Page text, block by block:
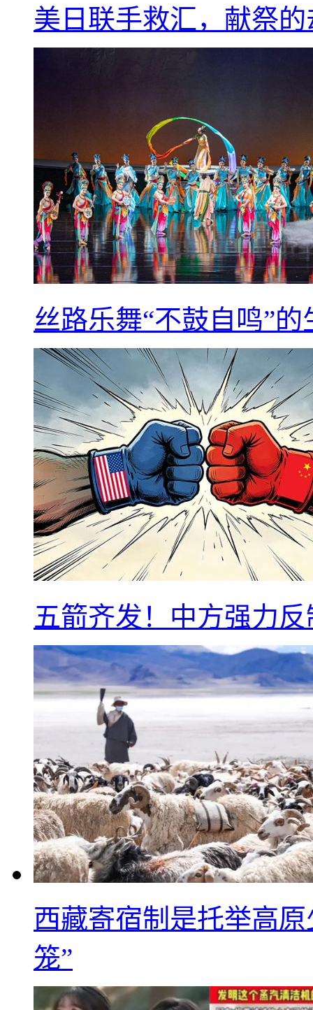
美日联手救汇，献祭
丝路乐舞“不鼓自鸣”
五箭齐发！中方强力
西藏寄宿制是托举高
笼”